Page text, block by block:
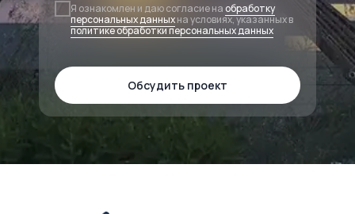
Я ознакомлен и даю согласие на обработку
персональных данныхна условиях, указанных в
политике обработки персональных данных
Обсудить проект